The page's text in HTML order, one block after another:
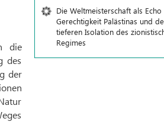
die
des
der
Die Weltmeisterschaft als
Gerechtigkeit Palästinas und
tieferen Isolation des
Regimes